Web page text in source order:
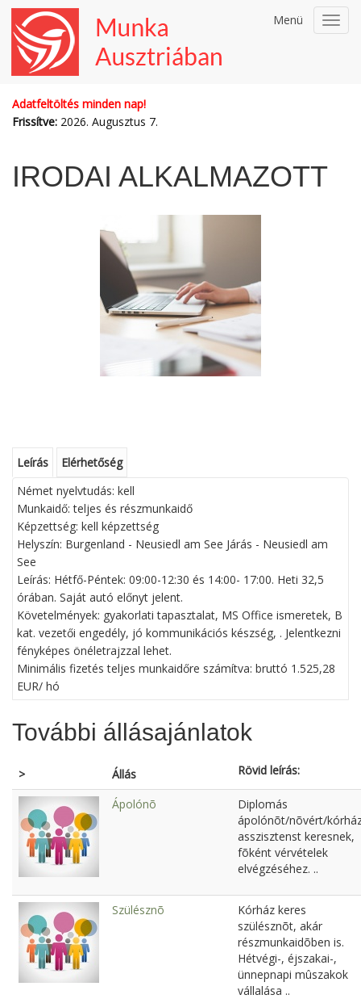
Menü
Adatfeltöltés minden nap!
Frissítve: 2026. Augusztus 7.
IRODAI ALKALMAZOTT
Leírás
Elérhetőség
Német nyelvtudás: kell
Munkaidő: teljes és részmunkaidő
Képzettség: kell képzettség
Helyszín: Burgenland - Neusiedl am See Járás - Neusiedl am
See
Leírás: Hétfő-Péntek: 09:00-12:30 és 14:00- 17:00. Heti 32,5
órában. Saját autó előnyt jelent.
Követelmények: gyakorlati tapasztalat, MS Office ismeretek, B
kat. vezetői engedély, jó kommunikációs készség, . Jelentkezni
fényképes önéletrajzzal lehet.
Minimális fizetés teljes munkaidőre számítva: bruttó 1.525,28
EUR/ hó
További állásajánlatok
> Állás Rövid leírás:
Ápolónõ
Diplomás
ápolónõt/nõvért/
asszisztenst keresnek,
fõként vérvételek
elvégzéséhez. ..
Szülésznõ
Kórház keres
szülésznõt, akár
részmunkaidõben is.
Hétvégi-, éjszakai-,
ünnepnapi mûszakok
vállalása ..